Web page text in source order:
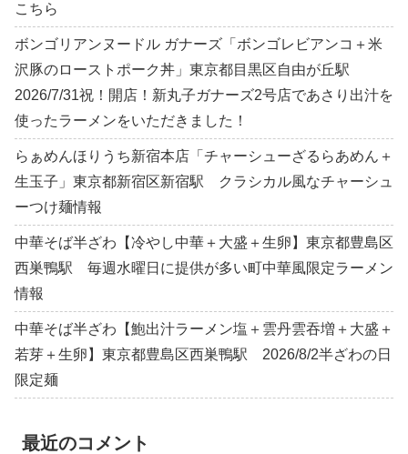
こちら
ボンゴリアンヌードル ガナーズ「ボンゴレビアンコ＋米
沢豚のローストポーク丼」東京都目黒区自由が丘駅
2026/7/31祝！開店！新丸子ガナーズ2号店であさり出汁を
使ったラーメンをいただきました！
らぁめんほりうち新宿本店「チャーシューざるらあめん＋
生玉子」東京都新宿区新宿駅 クラシカル風なチャーシュ
ーつけ麺情報
中華そば半ざわ【冷やし中華＋大盛＋生卵】東京都豊島区
西巣鴨駅 毎週水曜日に提供が多い町中華風限定ラーメン
情報
中華そば半ざわ【鮑出汁ラーメン塩＋雲丹雲吞増＋大盛＋
若芽＋生卵】東京都豊島区西巣鴨駅 2026/8/2半ざわの日
限定麺
最近のコメント